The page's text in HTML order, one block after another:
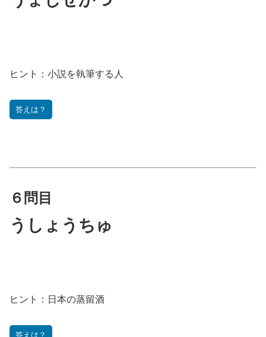
ヒント：小説を執筆する人
答えは？
６問目
うしょうちゅ
ヒント： 日本の蒸留酒
答えは？